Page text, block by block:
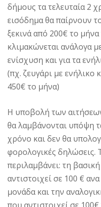
δήμους τα τελευταία 2
εισόδημα θα παίρνουν
ξεκινά από 200€ το
κλιμακώνεται ανάλογα
ενίσχυση και για τα
(πχ. ζευγάρι με ενήλικο
450€ το μήνα)
Η υποβολή των
θα λαμβάνονται υπόψη
χρόνο και δεν θα
φορολογικές
περιλαμβάνει: τη
αντιστοιχεί σε 100 €
μονάδα και την